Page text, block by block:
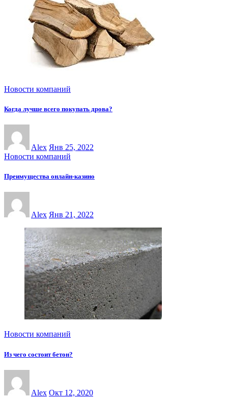
Новости компаний
Когда лучше всего покупать дрова?
Alex Янв 25, 2022
Новости компаний
Преимущества онлайн-казинo
Alex Янв 21, 2022
Новости компаний
Из чего состоит бетон?
Alex Окт 12, 2020